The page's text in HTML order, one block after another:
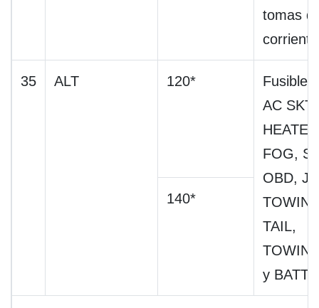
tomas
corriente
35 ALT 120*
Fusibles
AC SKT,
FOG,
OBD, J
TAIL,
y BATT
140*